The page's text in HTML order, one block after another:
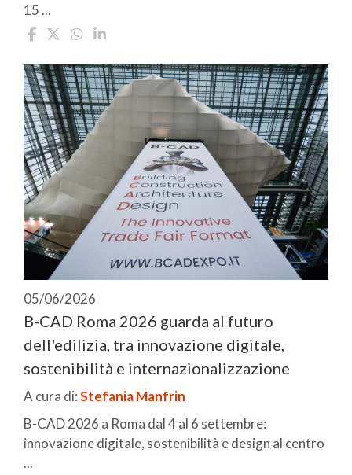
15 ...
05/06/2026
B-CAD Roma 2026 guarda al futuro
dell'edilizia, tra innovazione digitale,
sostenibilità e internazionalizzazione
A cura di:Stefania Manfrin
B-CAD 2026 a Roma dal 4 al 6 settembre:
innovazione digitale, sostenibilità e design al centro
...